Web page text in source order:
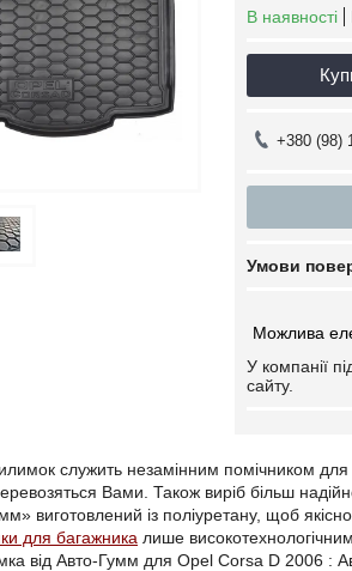
В наявності
+380 (98)
У компанії
сайту.
служить незамінним помічником
Вами. Також виріб більш
виготовлений із поліуретану, щоб
для багажника лише
від Авто-Гумм для Opel Corsa D 2006 :